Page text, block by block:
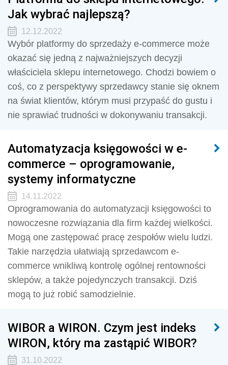
Jak wybrać najlepszą?
12.12.2022
Wybór platformy do sprzedaży e-commerce może
okazać się jedną z najważniejszych decyzji
właściciela sklepu internetowego. Chodzi bowiem o
coś, co z perspektywy sprzedawcy stanie się oknem
na świat klientów, którym musi przypaść do gustu i
nie sprawiać trudności w dokonywaniu transakcji.
Automatyzacja księgowości w e-
commerce – oprogramowanie,
systemy informatyczne
14.11.2022
Oprogramowania do automatyzacji księgowości to
nowoczesne rozwiązania dla firm każdej wielkości.
Mogą one zastępować pracę zespołów wielu ludzi.
Takie narzędzia ułatwiają sprzedawcom e-
commerce wnikliwą kontrolę ogólnej rentowności
sklepów, a także pojedynczych transakcji. Dziś
mogą to już robić samodzielnie.
WIBOR a WIRON. Czym jest indeks
WIRON, który ma zastąpić WIBOR?
31.10.2022